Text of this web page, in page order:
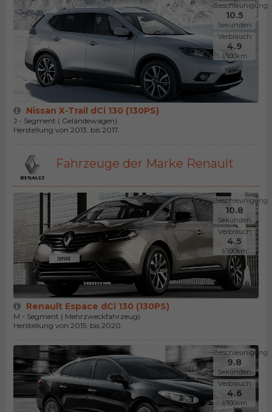
Beschleunigung
10.5
Sekunden
Verbrauch
4.9
l/100km
Nissan X-Trail dCi 130 (130PS)
J - Segment ( Geländewagen)
Herstellung von 2013. bis 2017.
Fahrzeuge der Marke Renault
Beschleunigung
10.8
Sekunden
Verbrauch
4.5
l/100km
Renault Espace dCi 130 (130PS)
M - Segment ( Mehrzweckfahrzeug)
Herstellung von 2015. bis 2020.
Beschleunigung
9.8
Sekunden
Verbrauch
4.6
l/100km